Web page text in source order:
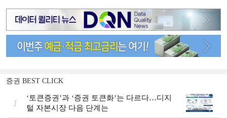
증권 BEST CLICK
1
‘토큰증권’과 ‘증권 토큰화’는 다르다…디지
털 자본시장 다음 단계는